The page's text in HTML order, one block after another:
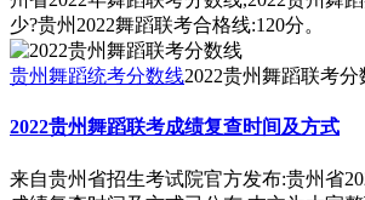
少?贵州2022舞蹈联考合格线:120分。
贵州舞蹈统考分数线2022贵州舞蹈联考分
2022贵州舞蹈联考成绩复查时间及方式
来自贵州省招生考试院官方发布:贵州省